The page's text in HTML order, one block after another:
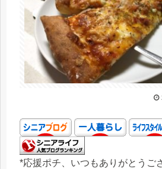
*応援ポチ、いつもありがとうご